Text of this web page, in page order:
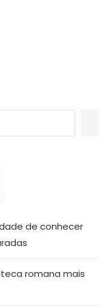
de conhecer
romana mais